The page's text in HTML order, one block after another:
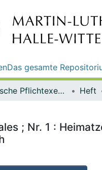
Das gesamte
Elektronische Pflichtexemplare Heft
; Nr. 1 :